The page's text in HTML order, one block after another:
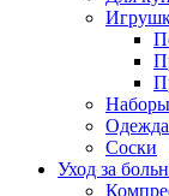
Одежда
Соски
Уход за